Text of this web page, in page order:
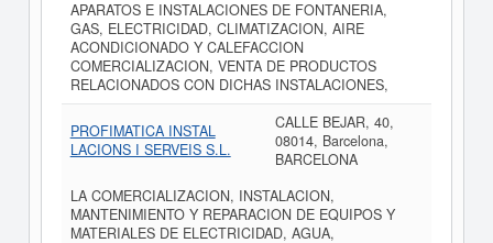
APARATOS E INSTALACIONES DE FONTANERIA,
GAS, ELECTRICIDAD, CLIMATIZACION, AIRE
ACONDICIONADO Y CALEFACCION
COMERCIALIZACION, VENTA DE PRODUCTOS
RELACIONADOS CON DICHAS INSTALACIONES,
PROFIMATICA INSTAL
LACIONS I SERVEIS S.L.
CALLE BEJAR, 40,
08014, Barcelona,
BARCELONA
LA COMERCIALIZACION, INSTALACION,
MANTENIMIENTO Y REPARACION DE EQUIPOS Y
MATERIALES DE ELECTRICIDAD, AGUA,